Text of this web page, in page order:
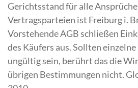
Gerichtsstand für alle
Vertragsparteien ist Freiburg i.
Vorstehende AGB schließen
des Käufers aus. Sollten
ungültig sein, berührt das die
übrigen Bestimmungen nicht.